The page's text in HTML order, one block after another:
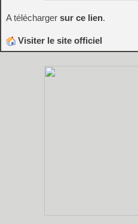
A télécharger sur ce lien.
Visiter le site officiel